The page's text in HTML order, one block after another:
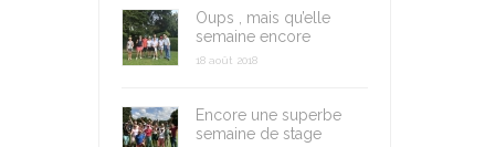
Oups , mais qu’elle
semaine encore
18 août 2018
Encore une superbe
semaine de stage